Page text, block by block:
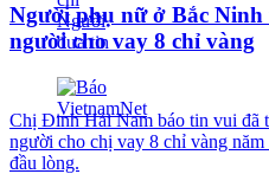
Người phụ nữ ở Bắc
người cho vay 8 chỉ vàng
Chị Đinh Hải Nam báo tin vui đã
người cho chị vay 8 chỉ vàng
đầu lòng.